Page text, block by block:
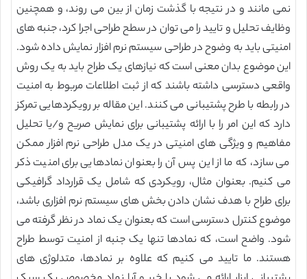
نمی مانند و در نتیجه با گذشت زمان از بین می روند، و همچنین
وظایف تحلیل و تایید را می توان در سطح طراحی اجرا کرد، جنبه های
امنیتی باید به وضوح در طراحی سیستم نرم افزار نمایش داده شود.
این موضوع بدان معنی است که نیازهای یک طراح باید به یک روش
واقعی دسترسی داشته باشند که از ثبت اطلاعات مربوط به امنیت
در رابطه با طرح پشتیبانی می کنند. این مقاله بر رویکردهایی تمرکز
دارد که این امر را با ارائه پشتیبانی برای نمایش صریح و/یا تحلیل
مفاهیم و ویژگی های امنیتی در یک مدل طراحی نرم افزار ممکن
می سازد، که ما از این پس آن را بعنوان نمادهایی برای امنیت ذکر
می کنیم. بعنوان مثال، رویکردی که شامل یک قرارداد گرافیکی
برای طراح با هدف نشان دادن بخش های سیستم نرم افزاری باشد،
موضوع کنترل دسترسی است که بعنوان یک نماد در نظر گرفته می
شود. واضح است، که نمادها تنها یک جنبه از امنیت توسط طراح
هستند. ما تایید می کنیم که علاوه بر نمادها، متدلوژی های